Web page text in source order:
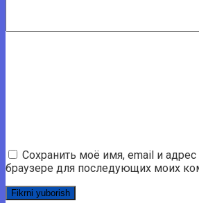
Сохранить моё имя, email и адрес
браузере для последующих моих